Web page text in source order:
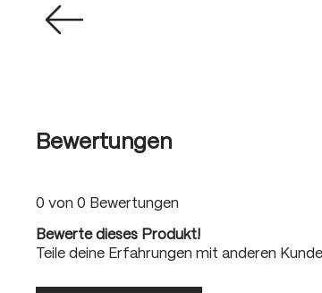
Bewertungen
0 von 0 Bewertungen
Bewerte dieses Produkt!
Teile deine Erfahrungen mit anderen